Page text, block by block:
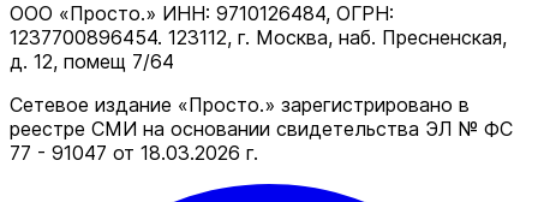
ООО «Просто.» ИНН: 9710126484, ОГРН:
1237700896454. 123112, г. Москва, наб. Пресненская,
д. 12, помещ 7/64
Сетевое издание «Просто.» зарегистрировано в
реестре СМИ на основании свидетельства ЭЛ № ФС
77 - 91047 от 18.03.2026 г.